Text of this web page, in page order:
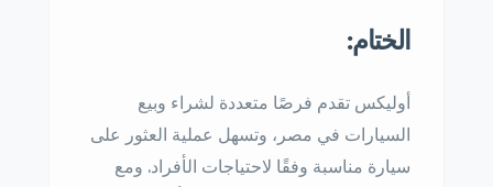
الختام:
أوليكس تقدم فرصًا متعددة لشراء وبيع
السيارات في مصر، وتسهل عملية العثور على
سيارة مناسبة وفقًا لاحتياجات الأفراد. ومع